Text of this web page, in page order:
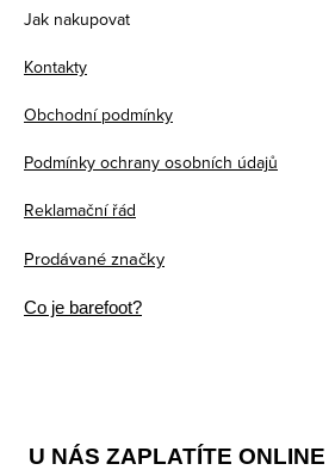
Jak nakupovat
Kontakty
Obchodní podmínky
Podmínky ochrany osobních údajů
Reklamační řád
Prodávané značky
Co je barefoot?
U NÁS ZAPLATÍTE ONLINE